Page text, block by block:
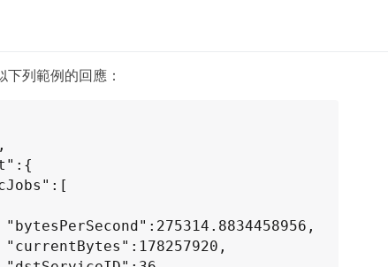
列範例的回應：